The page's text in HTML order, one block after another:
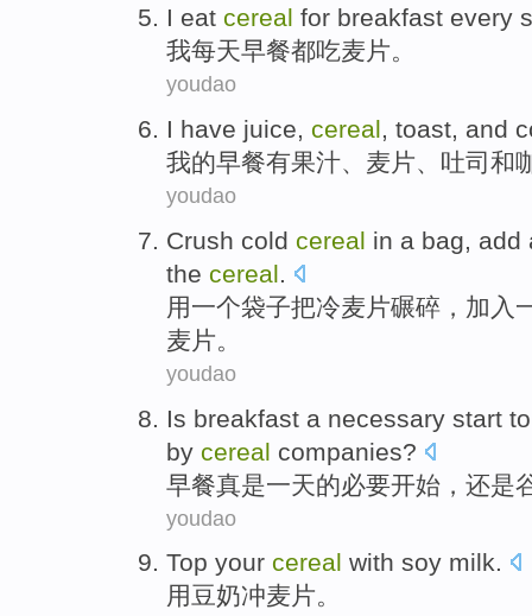
I eat cereal for breakfast every
我每天早餐都吃麦片。
youdao
I have juice, cereal, toast, and
我的早餐有果汁、 麦片、吐司 和
youdao
Crush cold cereal in a bag, add
the cereal.
用一个袋子把冷麦片碾碎 ， 加入
麦片。
youdao
Is breakfast a necessary start to
by cereal companies?
早餐真是一天的必要开始 ， 还是
youdao
Top your cereal with soy milk.
用豆奶冲麦片。